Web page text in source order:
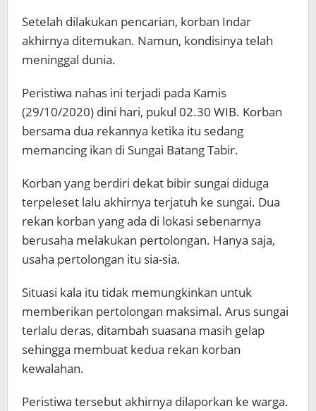
Setelah dilakukan pencarian, korban Indar
akhirnya ditemukan. Namun, kondisinya telah
meninggal dunia.
Peristiwa nahas ini terjadi pada Kamis
(29/10/2020) dini hari, pukul 02.30 WIB. Korban
bersama dua rekannya ketika itu sedang
memancing ikan di Sungai Batang Tabir.
Korban yang berdiri dekat bibir sungai diduga
terpeleset lalu akhirnya terjatuh ke sungai. Dua
rekan korban yang ada di lokasi sebenarnya
berusaha melakukan pertolongan. Hanya saja,
usaha pertolongan itu sia-sia.
Situasi kala itu tidak memungkinkan untuk
memberikan pertolongan maksimal. Arus sungai
terlalu deras, ditambah suasana masih gelap
sehingga membuat kedua rekan korban
kewalahan.
Peristiwa tersebut akhirnya dilaporkan ke warga.